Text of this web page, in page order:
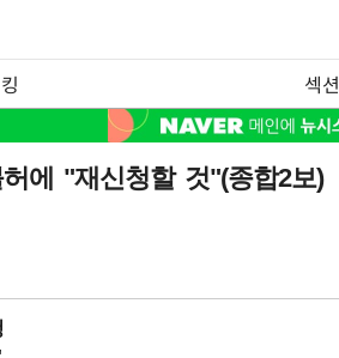
섹션
에 "재신청할 것"(종합2보)